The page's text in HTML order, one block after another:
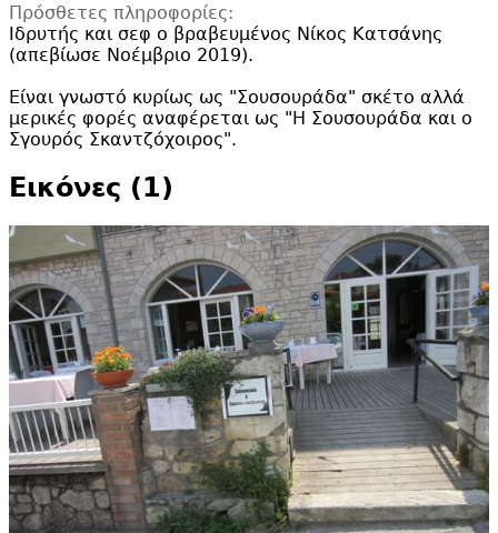
Πρόσθετες πληροφορίες:
Ιδρυτής και σεφ ο βραβευμένος Νίκος Κατσάνης
(απεβίωσε Νοέμβριο 2019).
Είναι γνωστό κυρίως ως "Σουσουράδα" σκέτο αλλά
μερικές φορές αναφέρεται ως "Η Σουσουράδα και ο
Σγουρός Σκαντζόχοιρος".
Εικόνες (1)